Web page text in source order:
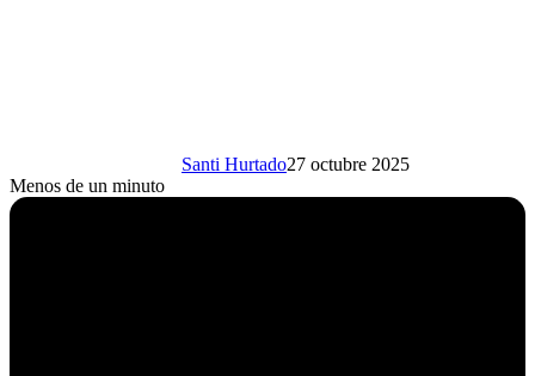
Santi Hurtado27 octubre 2025
Menos de un minuto